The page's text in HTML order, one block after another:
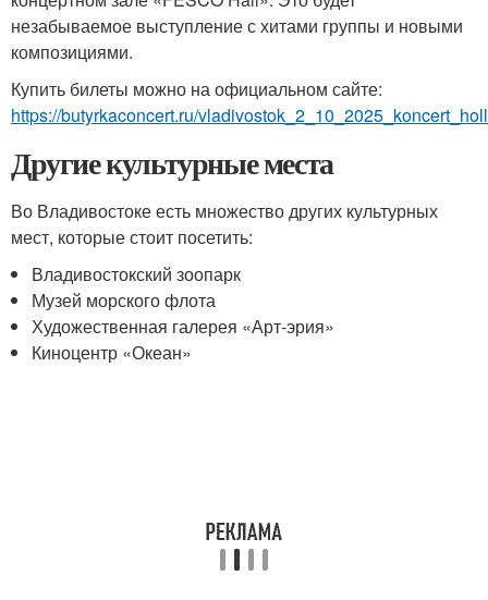
незабываемое выступление с хитами группы и новыми
композициями.
Купить билеты можно на официальном сайте:
https://butyrkaconcert.ru/
Другие культурные места
Во Владивостоке есть множество других культурных
мест, которые стоит посетить:
Владивостокский зоопарк
Музей морского флота
Художественная галерея «Арт-эрия»
Киноцентр «Океан»